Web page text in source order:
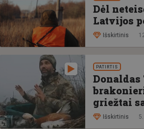
Dėl
Latvijos
Išskirtinis
PATIRTIS
Donaldas
griežtai
Išskirtinis